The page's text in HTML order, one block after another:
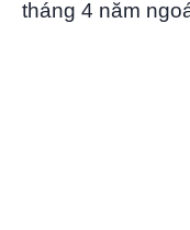
tháng 4 năm